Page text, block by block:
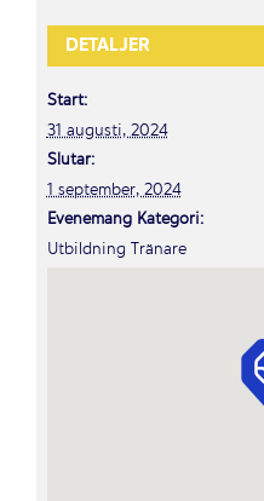
DETALJER
Start:
31 augusti, 2024
Slutar:
1 september, 2024
Evenemang Kategori:
Utbildning Tränare